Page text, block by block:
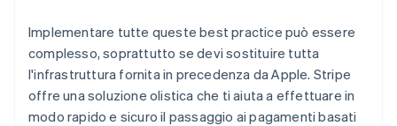
Implementare tutte queste best practice può essere
complesso, soprattutto se devi sostituire tutta
l'infrastruttura fornita in precedenza da Apple. Stripe
offre una soluzione olistica che ti aiuta a effettuare in
modo rapido e sicuro il passaggio ai pagamenti basati